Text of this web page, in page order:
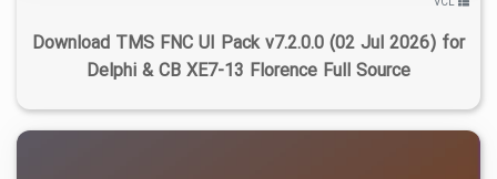
Download TMS FNC UI Pack v7.2.0.0 (02 Jul 2026) for
Delphi & CB XE7-13 Florence Full Source